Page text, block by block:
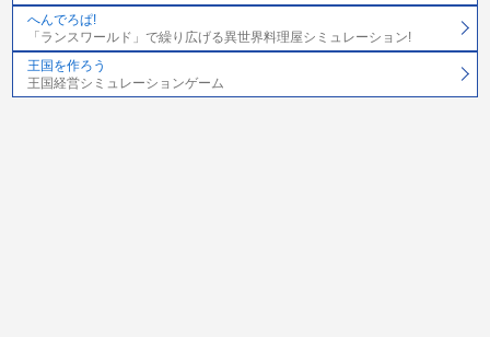
へんでろぱ!
「ランスワールド」で繰り広げる異世界料理屋シミュレーション!
王国を作ろう
王国経営シミュレーションゲーム